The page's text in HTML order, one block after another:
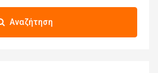
Αναζήτηση